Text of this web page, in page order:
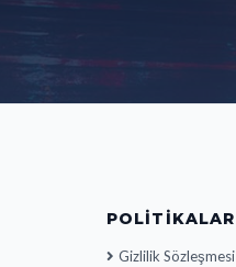
POLITIKALAR
Gizlilik Sözleşmesi